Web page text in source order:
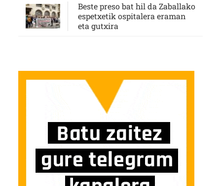
Beste preso bat hil da Zaballako
espetxetik ospitalera eraman
eta gutxira